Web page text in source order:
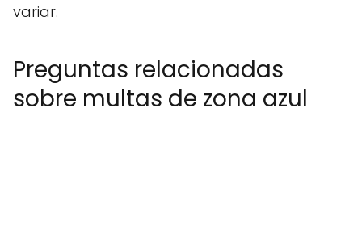
variar.
Preguntas relacionadas
sobre multas de zona azul